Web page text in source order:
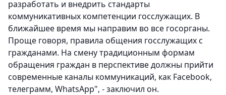
разработать и внедрить стандарты
коммуникативных компетенции госслужащих. В
ближайшее время мы направим во все госорганы.
Проще говоря, правила общения госслужащих с
гражданами. На смену традиционным формам
обращения граждан в перспективе должны прийти
современные каналы коммуникаций, как Facebook,
телеграмм, WhatsApp", - заключил он.